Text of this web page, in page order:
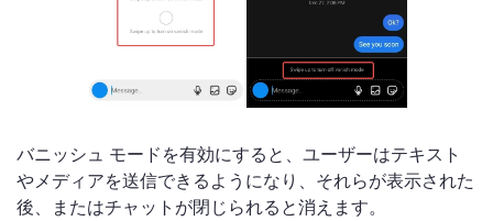
バニッシュ モードを有効にすると、ユーザーはテキスト
やメディアを送信できるようになり、それらが表示された
後、またはチャットが閉じられると消えます。